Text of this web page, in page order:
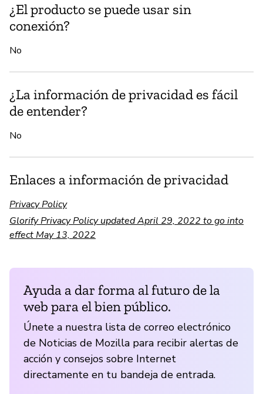
¿El producto se puede usar sin
conexión?
No
¿La información de privacidad es fácil
de entender?
No
Enlaces a información de privacidad
Privacy Policy
Glorify Privacy Policy updated April 29, 2022 to go into
effect May 13, 2022
Ayuda a dar forma al futuro de la
web para el bien público.
Únete a nuestra lista de correo electrónico
de Noticias de Mozilla para recibir alertas de
acción y consejos sobre Internet
directamente en tu bandeja de entrada.